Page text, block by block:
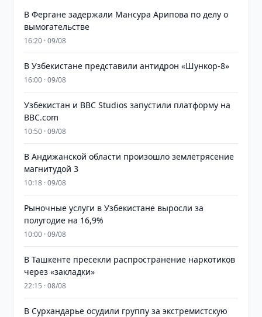
В Фергане задержали Мансура Арипова по делу о
вымогательстве
16:20 · 09/08
В Узбекистане представили антидрон «Шункор-8»
16:00 · 09/08
Узбекистан и BBC Studios запустили платформу на
BBC.com
10:50 · 09/08
В Андижанской области произошло землетрясение
магнитудой 3
10:18 · 09/08
Рыночные услуги в Узбекистане выросли за
полугодие на 16,9%
10:00 · 09/08
В Ташкенте пресекли распространение наркотиков
через «закладки»
22:15 · 08/08
В Сурхандарье осудили группу за экстремистскую